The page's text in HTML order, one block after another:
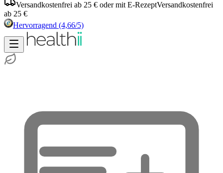
Versandkostenfrei ab 25 € oder mit E-RezeptVersandkostenfrei
ab 25 €
Hervorragend (4,66/5)